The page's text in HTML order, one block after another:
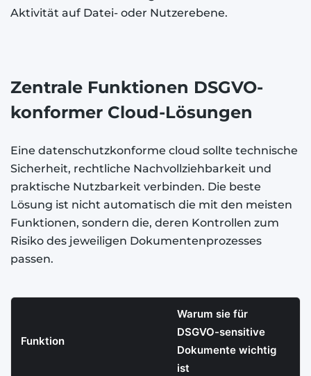
Aktivität auf Datei- oder Nutzerebene.
Zentrale Funktionen DSGVO-
konformer Cloud-Lösungen
Eine datenschutzkonforme cloud sollte technische
Sicherheit, rechtliche Nachvollziehbarkeit und
praktische Nutzbarkeit verbinden. Die beste
Lösung ist nicht automatisch die mit den meisten
Funktionen, sondern die, deren Kontrollen zum
Risiko des jeweiligen Dokumentenprozesses
passen.
Funktion
Warum sie für
DSGVO-sensitive
Dokumente wichtig
ist